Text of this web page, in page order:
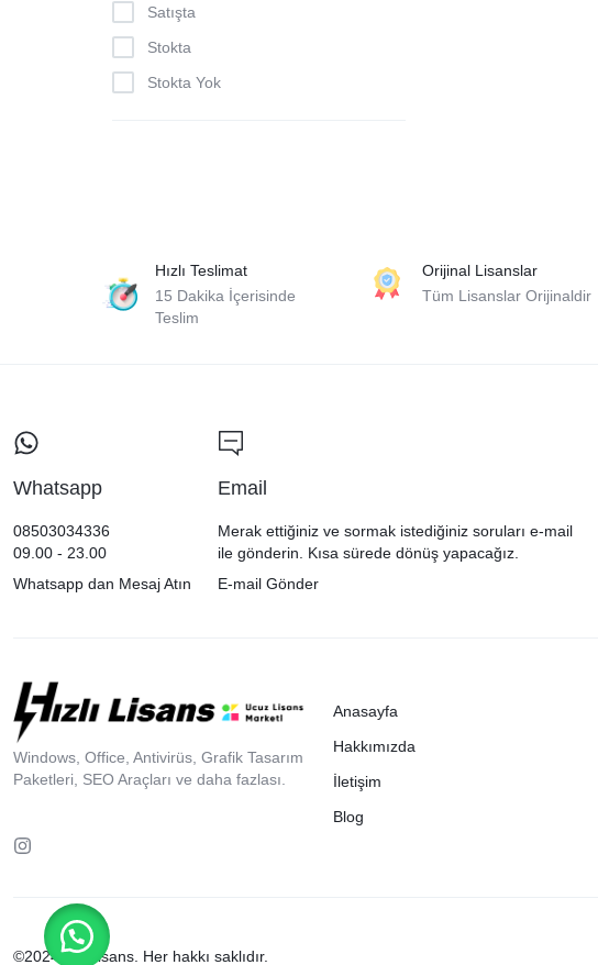
Satışta
Stokta
Stokta Yok
Hızlı Teslimat
15 Dakika İçerisinde
Teslim
Orijinal Lisanslar
Tüm Lisanslar Orijinaldir
Whatsapp
08503034336
09.00 - 23.00
Whatsapp dan Mesaj Atın
Email
Merak ettiğiniz ve sormak istediğiniz soruları e-mail
ile gönderin. Kısa sürede dönüş yapacağız.
E-mail Gönder
Windows, Office, Antivirüs, Grafik Tasarım
Paketleri, SEO Araçları ve daha fazlası.
Anasayfa
Hakkımızda
İletişim
Blog
©2024 Hızlılisans. Her hakkı saklıdır.